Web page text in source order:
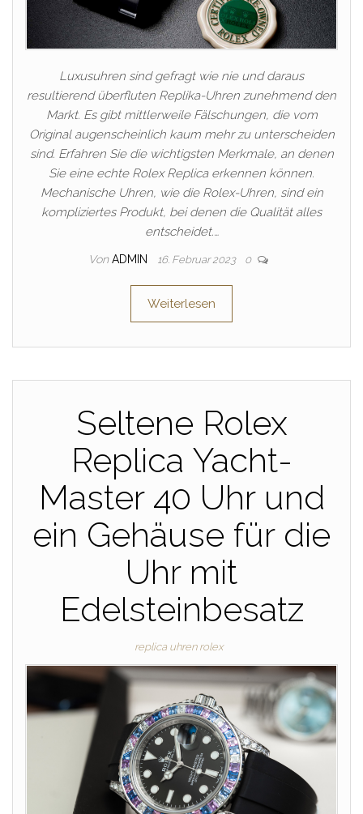
Luxusuhren sind gefragt wie nie und daraus
resultierend überfluten Replika-Uhren zunehmend den
Markt. Es gibt mittlerweile Fälschungen, die vom
Original augenscheinlich kaum mehr zu unterscheiden
sind. Erfahren Sie die wichtigsten Merkmale, an denen
Sie eine echte Rolex Replica erkennen können.
Mechanische Uhren, wie die Rolex-Uhren, sind ein
kompliziertes Produkt, bei denen die Qualität alles
entscheidet.…
Von ADMIN 16. Februar 2023 0
Weiterlesen
Seltene Rolex
Replica Yacht-
Master 40 Uhr und
ein Gehäuse für die
Uhr mit
Edelsteinbesatz
replica uhren rolex